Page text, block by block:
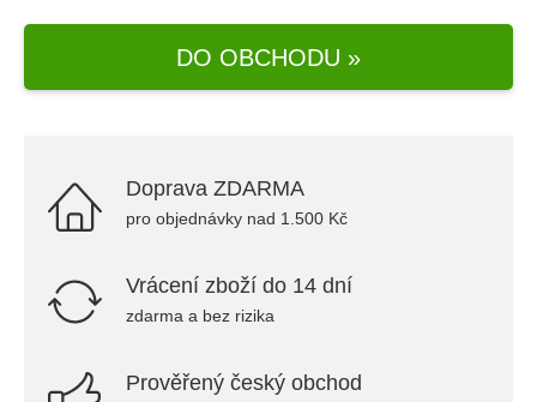
DO OBCHODU »
Doprava ZDARMA
pro objednávky nad 1.500 Kč
Vrácení zboží do 14 dní
zdarma a bez rizika
Prověřený český obchod